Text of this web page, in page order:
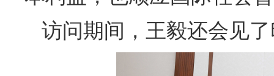
访问期间，王毅还会见